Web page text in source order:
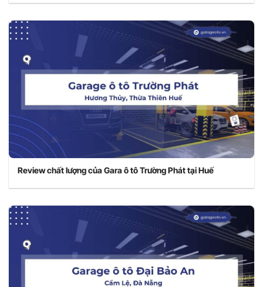
Review chất lượng của Gara ô tô Trường Phát tại Huế